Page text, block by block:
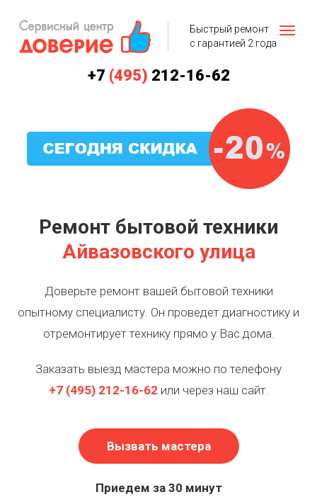
Быстрый ремонт
с гарантией 2 года
+7 (495) 212-16-62
Ремонт бытовой техники
Айвазовского улица
Доверьте ремонт вашей бытовой техники
опытному специалисту. Он проведет диагностику и
отремонтирует технику прямо у Вас дома.
Заказать выезд мастера можно по телефону
+7 (495)212-16-62 или через наш сайт.
Вызвать мастера
Приедем за 30 минут